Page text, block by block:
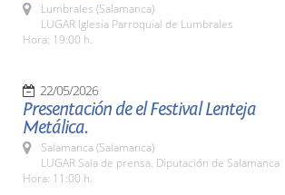
Lumbrales (Salamanca)
LUGAR Iglesia Parroquial de Lumbrales
Hora: 19:00 h.
22/05/2026
Presentación de el Festival Lenteja
Metálica.
Salamanca (Salamanca)
LUGAR Sala de prensa. Diputación de Salamanca
Hora: 11:00 h.